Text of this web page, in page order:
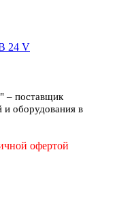
24 V
– поставщик
и оборудования в
офертой